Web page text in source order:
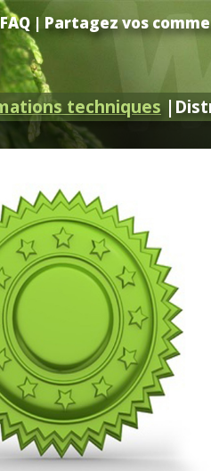
FAQ| Partagez vos
techniques |
techniques |